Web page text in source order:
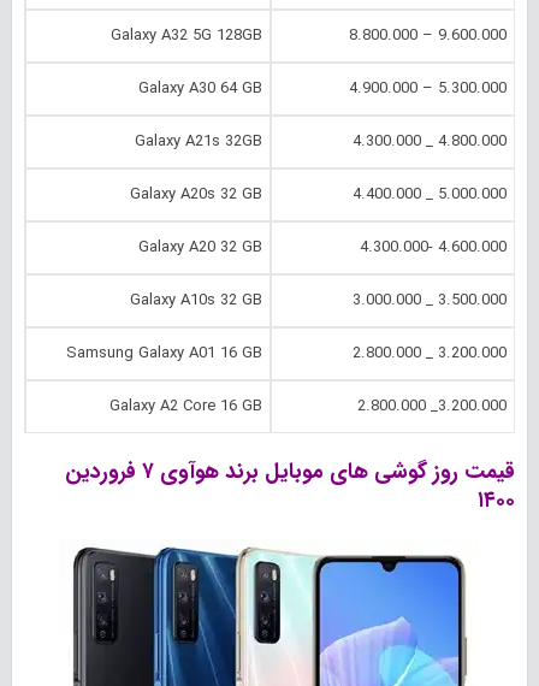
9.600.000 – 8.800.000
Galaxy A32 5G 128GB
5.300.000 – 4.900.000
Galaxy A30 64 GB
4.800.000 _ 4.300.000
Galaxy A21s 32GB
5.000.000 _ 4.400.000
Galaxy A20s 32 GB
4.600.000 -4.300.000
Galaxy A20 32 GB
3.500.000 _ 3.000.000
Galaxy A10s 32 GB
3.200.000 _ 2.800.000
Samsung Galaxy A01 16 GB
3.200.000_ 2.800.000
Galaxy A2 Core 16 GB
قیمت روز گوشی های موبایل برند هوآوی ۷ فروردین
۱۴۰۰